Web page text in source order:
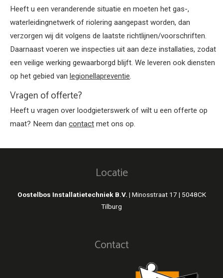
Heeft u een veranderende situatie en moeten het gas-,
waterleidingnetwerk of riolering aangepast worden, dan
verzorgen wij dit volgens de laatste richtlijnen/voorschriften.
Daarnaast voeren we inspecties uit aan deze installaties, zodat
een veilige werking gewaarborgd blijft. We leveren ook diensten
op het gebied van legionellapreventie.
Vragen of offerte?
Heeft u vragen over loodgieterswerk of wilt u een offerte op
maat? Neem dan contact met ons op.
Locatie
Oostelbos Installatietechniek B.V. | Minosstraat 17 | 5048CK
Tilburg
Contact